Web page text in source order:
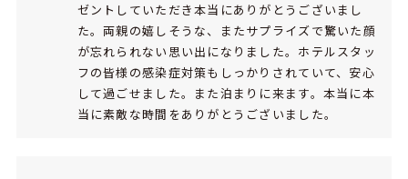
ゼントしていただき本当にありがとうございまし
た。両親の嬉しそうな、またサプライズで驚いた顔
が忘れられない思い出になりました。ホテルスタッ
フの皆様の感染症対策もしっかりされていて、安心
して過ごせました。また泊まりに来ます。本当に本
当に素敵な時間をありがとうございました。